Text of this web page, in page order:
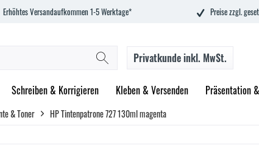
Erhöhtes Versandaufkommen 1-5 Werktage* Preise zzgl.
Privatkundeinkl. MwSt.
Schreiben & Korrigieren Kleben & Versenden Präsentation
& Toner HP Tintenpatrone 727 130ml magenta